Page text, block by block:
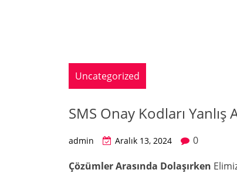
Uncategorized
SMS Onay Kodları
admin Aralık 13, 2024
0
Çözümler Arasında Dolaşırken